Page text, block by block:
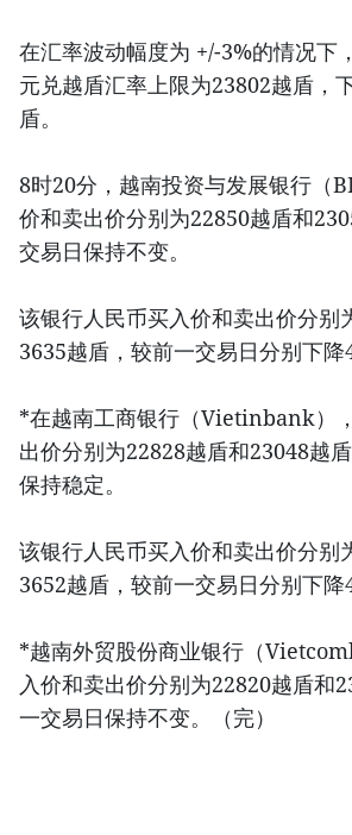
在汇率波动幅度为 +/-3%的情况下
元兑越盾汇率上限为23802越盾，
盾。
8时20分，越南投资与发展银行（
价和卖出价分别为22850越盾和
交易日保持不变。
该银行人民币买入价和卖出价分别
3635越盾，较前一交易日分别下降
*在越南工商银行（Vietinbank）
出价分别为22828越盾和23048越
保持稳定。
该银行人民币买入价和卖出价分别
3652越盾，较前一交易日分别下降4
*越南外贸股份商业银行（
入价和卖出价分别为22820越盾和
一交易日保持不变。（完）